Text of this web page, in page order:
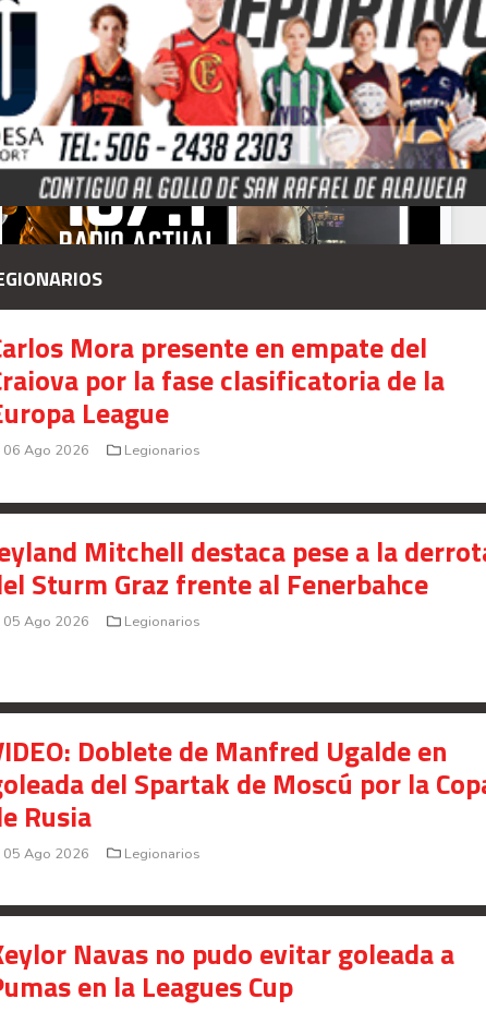
Saprissa a nivel internacional
Celso Borges enfrenta investigación penal por
presunto fraude en bienes gananciales
Your Add Here !!
Señal en vivo:
Mora presente en empate del
por la fase clasificatoria de la
League
06 Ago 2026 Legionarios
Mitchell destaca pese a la
Sturm Graz frente al Fenerbahce
05 Ago 2026 Legionarios
Doblete de Manfred Ugalde en
del Spartak de Moscú por la
Rusia
05 Ago 2026 Legionarios
Navas no pudo evitar goleada a
en la Leagues Cup